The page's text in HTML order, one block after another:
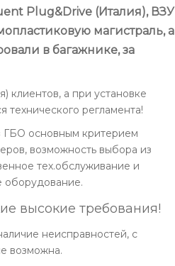
Plug&Drive (Италия), ВЗУ
магистраль, а
в багажнике, за
а при установке
технического регламента!
ГБО основным критерием
возможность выбора из
тех.обслуживание и
оборудование.
высокие требования!
неисправностей, с
возможна.